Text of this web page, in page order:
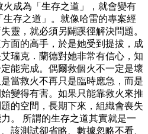
成為「生存之道」，就會變有
存之道」。就像哈雷的專案經
靈，就必須另闢蹊徑解決問題。
面的高手，於是她受到提拔，成
瑞克．蘭德對她非常有信心，知
能完成。偶爾救個火不一定是壞
當救火不再只是臨時應急，而是
變得有害。如果只能靠救火來推
的空間，長期下來，組織會喪失
。 所謂的生存之道其實就是一
該測試卻省略、數據忽略不看、